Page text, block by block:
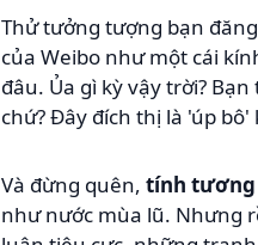
Thử tưởng tượng bạn
của Weibo như một cái
đâu. Ủa gì kỳ vậy trời?
chứ? Đây đích thị là 'úp
Và đừng quên, tính tương
như nước mùa lũ. Nhưng